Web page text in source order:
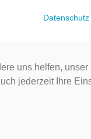
Datenschutz
uns helfen,
jederzeit Ihre